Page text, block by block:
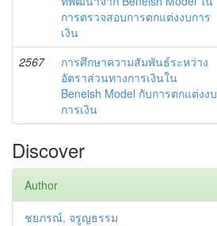
การตรวจสอบการตกแต่งงบการ
เงิน
2567
การศึกษาความสัมพันธ์ระหว่าง
อัตราส่วนทางการเงินใน
Beneish Model กับการตกแต่งงบ
การเงิน
Discover
Author
ชยภรณ์, จรูญธรรม